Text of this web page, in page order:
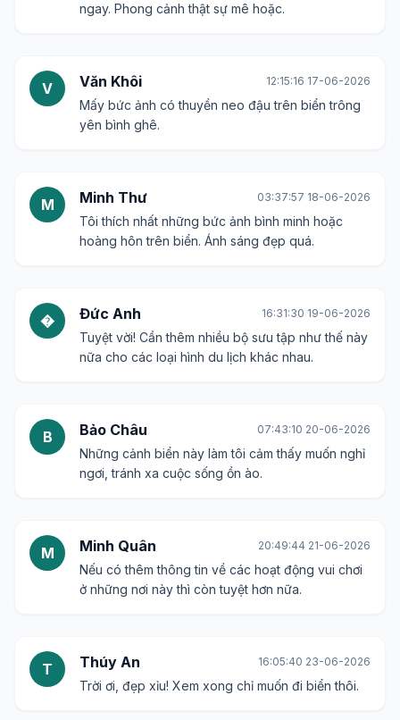
ngay. Phong cảnh thật sự mê hoặc.
V Văn Khôi 12:15:16 17-06-2026
Mấy bức ảnh có thuyền neo đậu trên biển trông
yên bình ghê.
M Minh Thư 03:37:57 18-06-2026
Tôi thích nhất những bức ảnh bình minh hoặc
hoàng hôn trên biển. Ánh sáng đẹp quá.
� Đức Anh 16:31:30 19-06-2026
Tuyệt vời! Cần thêm nhiều bộ sưu tập như thế này
nữa cho các loại hình du lịch khác nhau.
B Bảo Châu 07:43:10 20-06-2026
Những cảnh biển này làm tôi cảm thấy muốn nghỉ
ngơi, tránh xa cuộc sống ồn ào.
M Minh Quân 20:49:44 21-06-2026
Nếu có thêm thông tin về các hoạt động vui chơi
ở những nơi này thì còn tuyệt hơn nữa.
T Thúy An 16:05:40 23-06-2026
Trời ơi, đẹp xỉu! Xem xong chỉ muốn đi biển thôi.